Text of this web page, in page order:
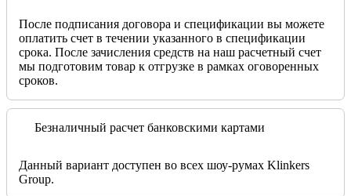
После подписания договора и спецификации вы можете
оплатить счет в течении указанного в спецификации
срока. После зачисления средств на наш расчетный счет
мы подготовим товар к отгрузке в рамках оговоренных
сроков.
Безналичный расчет банковскими картами
Данный вариант доступен во всех шоу-румах Klinkers
Group.